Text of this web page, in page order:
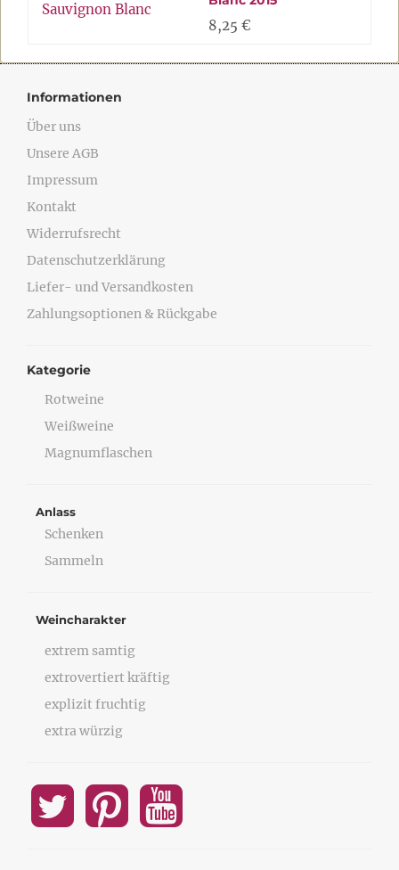
8,25 €
Informationen
Über uns
Unsere AGB
Impressum
Kontakt
Widerrufsrecht
Datenschutzerklärung
Liefer- und Versandkosten
Zahlungsoptionen & Rückgabe
Kategorie
Rotweine
Weißweine
Magnumflaschen
Anlass
Schenken
Sammeln
Weincharakter
extrem samtig
extrovertiert kräftig
explizit fruchtig
extra würzig